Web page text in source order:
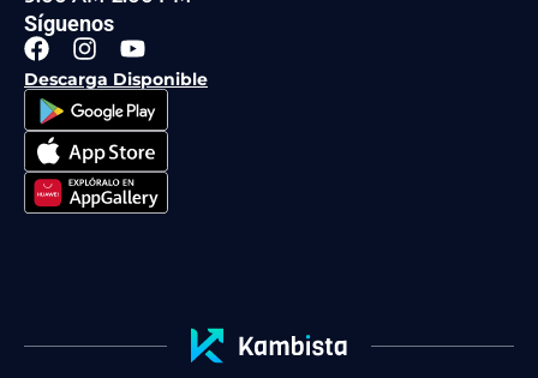
Síguenos
F
a
c
e
b
o
o
k
I
n
s
t
a
g
r
a
Y
o
u
t
u
b
e
Descarga Disponible